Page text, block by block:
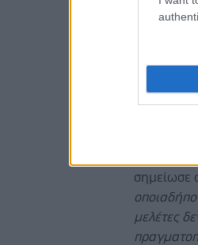
φύση
σημείωσε
μελέτες